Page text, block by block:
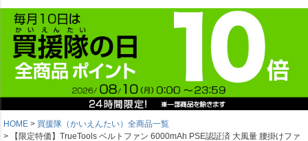
HOME
買援隊（かいえんたい）全商品一覧
【限定特価】TrueTools ベルトファン 6000mAh PSE認証済 大風量 腰掛けファ